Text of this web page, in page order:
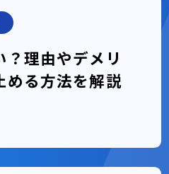
理由やデメリ
める方法を解説